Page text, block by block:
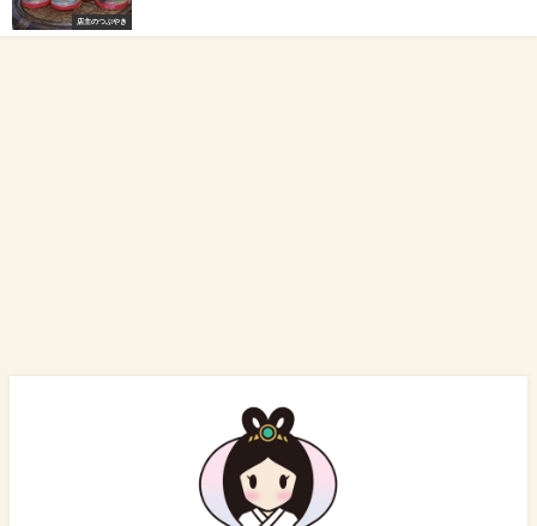
店主のつぶやき